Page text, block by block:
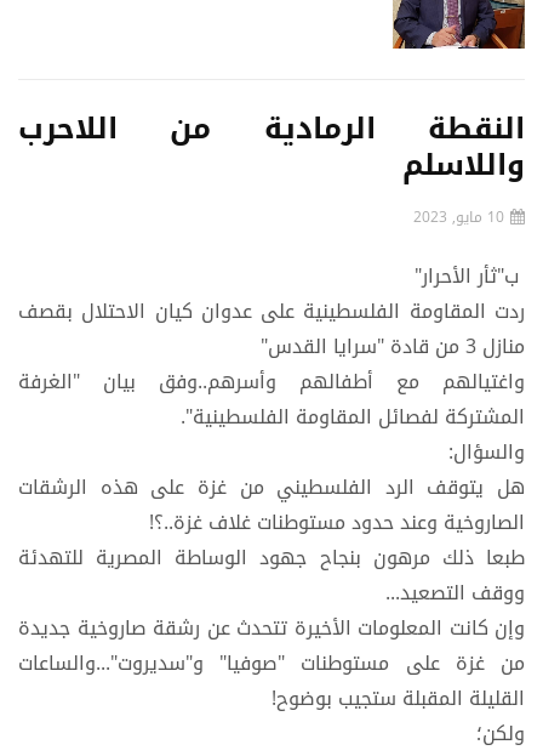
النقطة الرمادية من اللاحرب
واللاسلم
10 مايو, 2023
ب"ثأر الأحرار"
ردت المقاومة الفلسطينية على عدوان كيان الاحتلال بقصف
منازل 3 من قادة "سرايا القدس"
واغتيالهم مع أطفالهم وأسرهم..وفق بيان "الغرفة
المشتركة لفصائل المقاومة الفلسطينية".
والسؤال:
هل يتوقف الرد الفلسطيني من غزة على هذه الرشقات
الصاروخية وعند حدود مستوطنات غلاف غزة..؟!
طبعا ذلك مرهون بنجاح جهود الوساطة المصرية للتهدئة
ووقف التصعيد...
وإن كانت المعلومات الأخيرة تتحدث عن رشقة صاروخية جديدة
من غزة على مستوطنات "صوفيا" و"سديروت"...والساعات
القليلة المقبلة ستجيب بوضوح!
ولكن؛